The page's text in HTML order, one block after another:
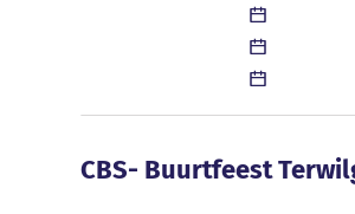
CBS- Buurtfeest
CBS- Buurtfeest